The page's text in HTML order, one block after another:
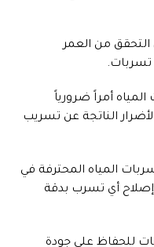
التحقق من العمر
تسربات.
أمراً ضرورياً
الناتجة عن تسريب
المياه المحترفة في
أي تسرب بدقة
للحفاظ على جودة